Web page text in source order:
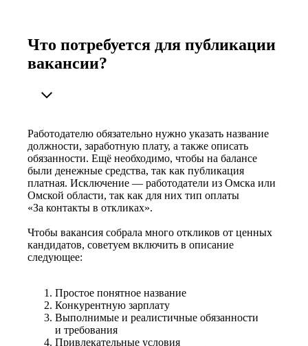
Что потребуется для публикации
вакансии?
Работодателю обязательно нужно указать название
должности, заработную плату, а также описать
обязанности. Ещё необходимо, чтобы на балансе
были денежные средства, так как публикация
платная. Исключение — работодатели из Омска или
Омской области, так как для них тип оплаты
«За контакты в откликах».
Чтобы вакансия собрала много откликов от ценных
кандидатов, советуем включить в описание
следующее:
Простое понятное название
Конкурентную зарплату
Выполнимые и реалистичные обязанности
и требования
Привлекательные условия